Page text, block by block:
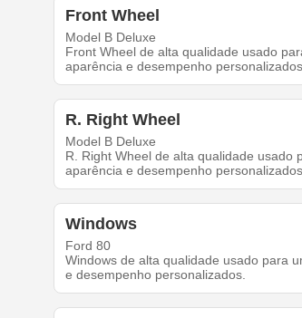
Front Wheel
Model B Deluxe
Front Wheel de alta qualidade usado
aparência e desempenho
R. Right Wheel
Model B Deluxe
R. Right Wheel de alta qualidade usado
aparência e desempenho
Windows
Ford 80
Windows de alta qualidade usado para
e desempenho personalizados.